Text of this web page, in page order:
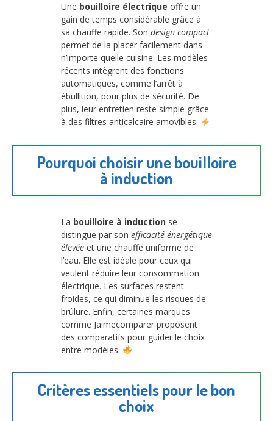
Une bouilloire électrique offre un
gain de temps considérable grâce à
sa chauffe rapide. Son design compact
permet de la placer facilement dans
n’importe quelle cuisine. Les modèles
récents intègrent des fonctions
automatiques, comme l’arrêt à
ébullition, pour plus de sécurité. De
plus, leur entretien reste simple grâce
à des filtres anticalcaire amovibles.
Pourquoi choisir une bouilloire
à induction
La bouilloire à induction se
distingue par son efficacité énergétique
élevée et une chauffe uniforme de
l’eau. Elle est idéale pour ceux qui
veulent réduire leur consommation
électrique. Les surfaces restent
froides, ce qui diminue les risques de
brûlure. Enfin, certaines marques
comme Jaimecomparer proposent
des comparatifs pour guider le choix
entre modèles.
Critères essentiels pour le bon
choix